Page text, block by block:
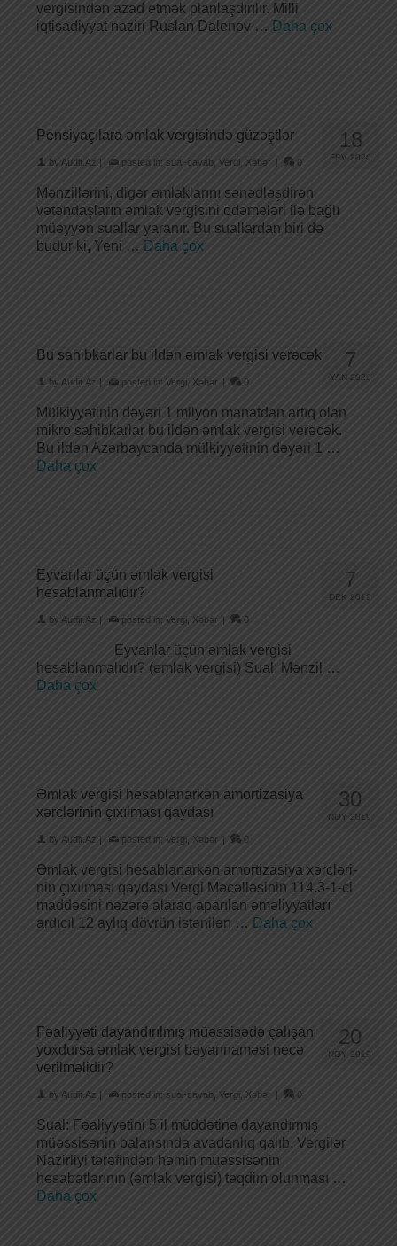
vergisindən azad etmək planlaşdırılır. Milli
iqtisadiyyat naziri Ruslan Dalenov … Daha çox
18
FEV 2020
Pensiyaçılara əmlak vergisində güzəştlər
by Audit.Az | posted in: sual-cavab Vergi Xəbər | 0
Mənzillərini, digər əmlaklarını sənədləşdirən
vətəndaşların əmlak vergisini ödəmələri ilə bağlı
müəyyən suallar yaranır. Bu suallardan biri də
budur ki, Yeni … Daha çox
7
YAN 2020
Bu sahibkarlar bu ildən əmlak vergisi verəcək
by Audit.Az | posted in: Vergi Xəbər | 0
Mülkiyyətinin dəyəri 1 milyon manatdan artıq olan
mikro sahibkarlar bu ildən əmlak vergisi verəcək.
Bu ildən Azərbaycanda mülkiyyətinin dəyəri 1 …
Daha çox
7
DEK 2019
Eyvanlar üçün əmlak vergisi
hesablanmalıdır?
by Audit.Az | posted in: Vergi Xəbər | 0
Eyvanlar üçün əmlak vergisi
hesablanmalıdır? (emlak vergisi) Sual: Mənzil …
Daha çox
30
NOY 2019
Əmlak vergisi hesablanarkən amortizasiya
xərclərinin çıxılması qaydası
by Audit.Az | posted in: Vergi Xəbər | 0
Əmlak vergisi hesablanarkən amortizasiya xərcləri-
nin çıxılması qaydası Vergi Məcəlləsinin 114.3-1-ci
maddəsini nəzərə alaraq aparılan əməliyyatları
ardıcıl 12 aylıq dövrün istənilən … Daha çox
20
NOY 2019
Fəaliyyəti dayandırılmış müəssisədə çalışan
yoxdursa əmlak vergisi bəyannaməsi necə
verilməlidir?
by Audit.Az | posted in: sual-cavab Vergi Xəbər | 0
Sual: Fəaliyyətini 5 il müddətinə dayandırmış
müəssisənin balansında avadanlıq qalıb. Vergilər
Nazirliyi tərəfindən həmin müəssisənin
hesabatlarının (əmlak vergisi) təqdim olunması …
Daha çox